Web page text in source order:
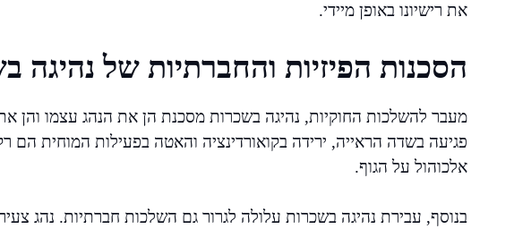
את רישיונו באופן מיידי.
הסכנות הפיזיות והחברתיות של נהיגה
מעבר להשלכות החוקיות, נהיגה בשכרות מסכנת הן את הנהג עצמו והן
פגיעה בשדה הראייה, ירידה בקואורדינציה והאטה בפעילות המוחית
אלכוהול על הגוף.
בנוסף, עבירת נהיגה בשכרות עלולה לגרור גם השלכות חברתיות. נהג